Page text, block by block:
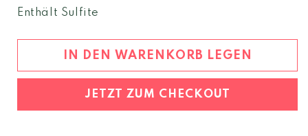
Menge
Gewürztraminer
Südtirol
Gewürztraminer
2024
Südtirol
Enthält Sulfite
IN DEN WARENKORB LEGEN
JETZT ZUM CHECKOUT